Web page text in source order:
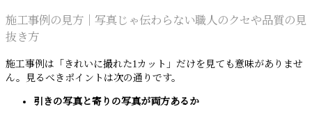
施工事例の見方｜写真じゃ伝わらない職人のクセや品質の見
抜き方
施工事例は「きれいに撮れた1カット」だけを見ても意味がありませ
ん。見るべきポイントは次の通りです。
引きの写真と寄りの写真が両方あるか